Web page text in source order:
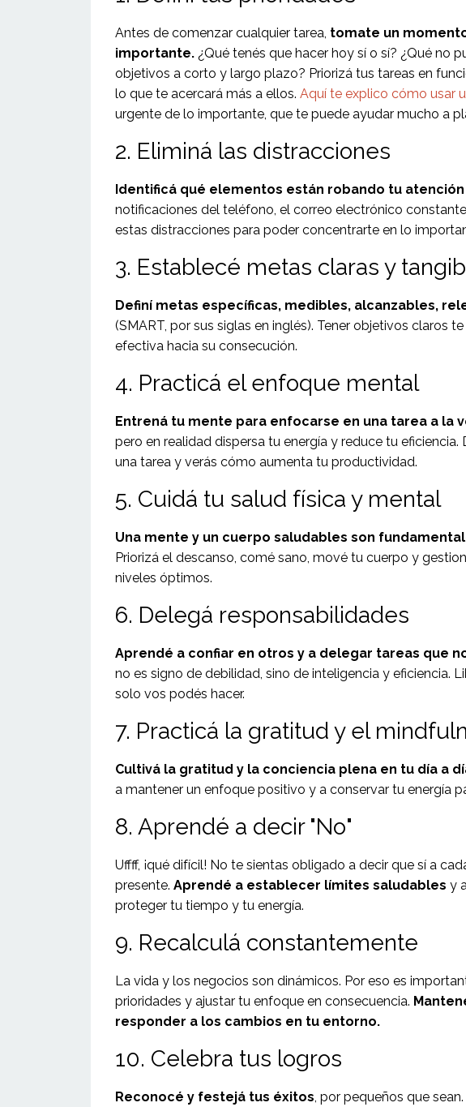
Antes de comenzar cualquier tarea, tomate un
importante. ¿Qué tenés que hacer hoy sí o sí? ¿Qué no
objetivos a corto y largo plazo? Priorizá tus tareas en
lo que te acercará más a ellos. Aquí te explico cómo usar
urgente de lo importante, que te puede ayudar mucho a
2. Eliminá las distracciones
Identificá qué elementos están robando tu
notificaciones del teléfono, el correo electrónico
estas distracciones para poder concentrarte en lo
3. Establecé metas claras y
Definí metas específicas, medibles, alcanzables,
(SMART, por sus siglas en inglés). Tener objetivos claros
efectiva hacia su consecución.
4. Practicá el enfoque mental
Entrená tu mente para enfocarse en una tarea a la
pero en realidad dispersa tu energía y reduce tu
una tarea y verás cómo aumenta tu productividad.
5. Cuidá tu salud física y mental
Una mente y un cuerpo saludables son
Priorizá el descanso, comé sano, mové tu cuerpo y
niveles óptimos.
6. Delegá responsabilidades
Aprendé a confiar en otros y a delegar tareas que
no es signo de debilidad, sino de inteligencia y eficiencia.
solo vos podés hacer.
7. Practicá la gratitud y el
Cultivá la gratitud y la conciencia plena en tu día a
a mantener un enfoque positivo y a conservar tu energía
8. Aprendé a decir "No"
Uffff, ¡qué difícil! No te sientas obligado a decir que sí a
presente. Aprendé a establecer límites saludables y
proteger tu tiempo y tu energía.
9. Recalculá constantemente
La vida y los negocios son dinámicos. Por eso es
prioridades y ajustar tu enfoque en consecuencia.
responder a los cambios en tu entorno.
10. Celebra tus logros
Reconocé y festejá tus éxitos , por pequeños que